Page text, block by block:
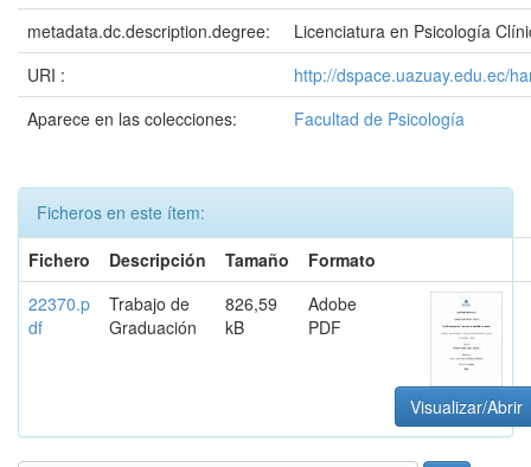
metadata.dc.description.degree:
Licenciatura en Psicología
URI :
http://dspace.uazuay.edu.ec/
Aparece en las colecciones:
Facultad de Psicología
Ficheros en este ítem:
Fichero
Descripción Tamaño
Formato
22370.p
df
Trabajo de
Graduación
826,59
kB
Adobe
PDF
Visualizar/Abrir